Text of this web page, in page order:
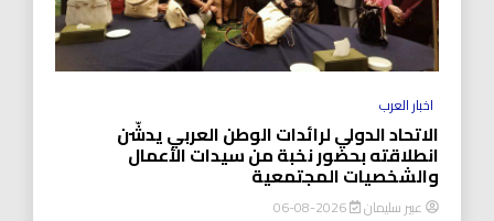
اخبار العرب
الاتحاد الدولي لرائدات الوطن العربي يدشّن
انطلاقته بحضور نخبة من سيدات الأعمال
والشخصيات المجتمعية
عبير سليمان 2026-08-06